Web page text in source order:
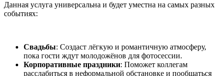
Данная услуга универсальна и будет уместна на самых разных
событиях:
Свадьбы: Создаст лёгкую и романтичную атмосферу,
пока гости ждут молодожёнов для фотосессии.
Корпоративные праздники: Поможет коллегам
расслабиться в неформальной обстановке и пообщаться